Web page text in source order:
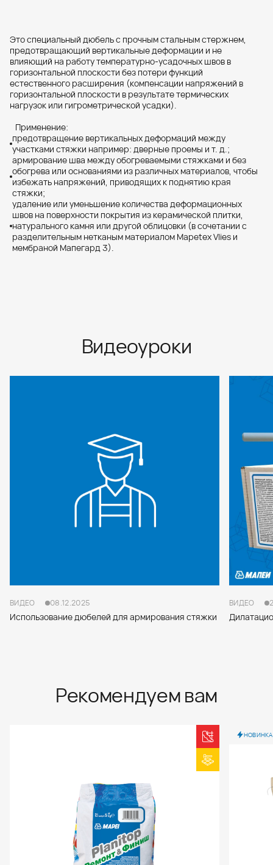
Это специальный дюбель с прочным стальным стержнем,
предотвращающий вертикальные деформации и не
влияющий на работу температурно-усадочных швов в
горизонтальной плоскости без потери функций
естественного расширения (компенсации напряжений в
горизонтальной плоскости в результате термических
нагрузок или гигрометрической усадки).
Применение:
предотвращение вертикальных деформаций между
участками стяжки например: дверные проемы и т. д.;
армирование шва между обогреваемыми стяжками и без
обогрева или основаниями из различных материалов, чтобы
избежать напряжений, приводящих к поднятию края
стяжки;
удаление или уменьшение количества деформационных
швов на поверхности покрытия из керамической плитки,
натурального камня или другой облицовки (в сочетании с
разделительным нетканым материалом Mapetex Vlies и
мембраной Мапегард 3).
TDS_Dowels for the Screed Boxes
(Дюбели для швов в
стяжках)_20042026.pdf
PDF, 1.89 MB
СКАЧАТЬ
Mapei_Katalog_Ceramica_04-
2026_web.pdf
PDF, 8.79 MB
СКАЧАТЬ
СКАЧАТЬ
aomapei_SUBSTRATE-
PREPARATION_100x210mm_'26_web.pd
f
PDF, 3.76 MB
СКАЧАТЬ
СКАЧАТЬ
Видеоуроки
ВИДЕО 08.12.2025
Использование дюбелей для армирования стяжки
ВИДЕО
Рекомендуем вам
НОВИНКА